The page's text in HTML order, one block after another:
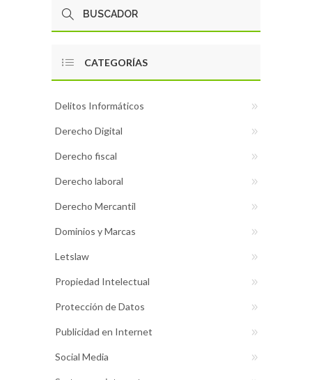
CATEGORÍAS
Delitos Informáticos
Derecho Digital
Derecho fiscal
Derecho laboral
Derecho Mercantil
Dominios y Marcas
Letslaw
Propiedad Intelectual
Protección de Datos
Publicidad en Internet
Social Media